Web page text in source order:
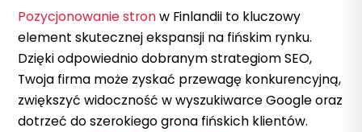
Pozycjonowanie stronw Finlandii to kluczowy
element skutecznej ekspansji na fińskim rynku.
Dzięki odpowiednio dobranym strategiom SEO,
Twoja firma może zyskać przewagę konkurencyjną,
zwiększyć widoczność w wyszukiwarce Google oraz
dotrzeć do szerokiego grona fińskich klientów.